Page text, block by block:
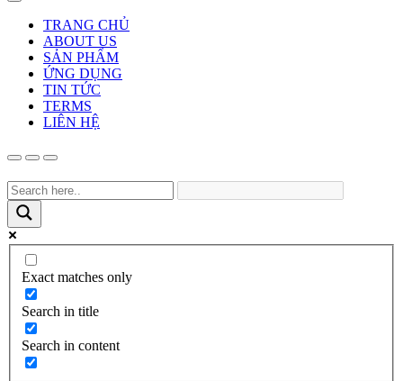
TRANG CHỦ
ABOUT US
SẢN PHẨM
ỨNG DỤNG
TIN TỨC
TERMS
LIÊN HỆ
Exact matches only
Search in title
Search in content